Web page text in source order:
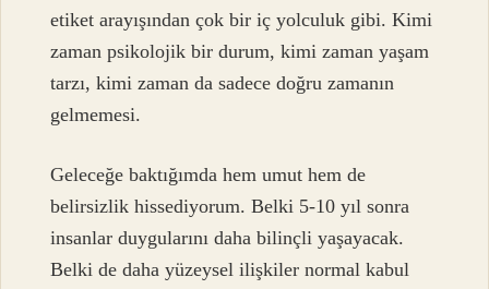
etiket arayışından çok bir iç yolculuk gibi. Kimi
zaman psikolojik bir durum, kimi zaman yaşam
tarzı, kimi zaman da sadece doğru zamanın
gelmemesi.
Geleceğe baktığımda hem umut hem de
belirsizlik hissediyorum. Belki 5-10 yıl sonra
insanlar duygularını daha bilinçli yaşayacak.
Belki de daha yüzeysel ilişkiler normal kabul